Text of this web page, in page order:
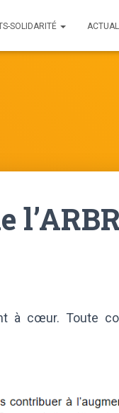
SOLIDARITÉ
à cœur. Toute